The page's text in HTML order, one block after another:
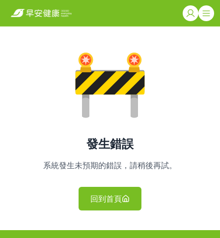
發生錯誤
系統發生未預期的錯誤，請稍後再試。
回到首頁